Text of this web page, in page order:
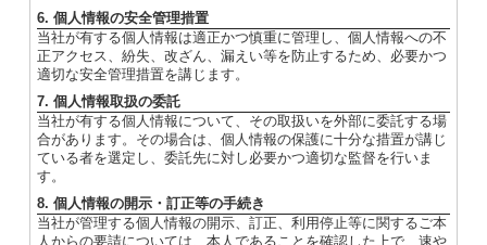
6. 個人情報の安全管理措置
当社が有する個人情報は適正かつ慎重に管理し、個人情報への不
正アクセス、紛失、改ざん、漏えい等を防止するため、必要かつ
適切な安全管理措置を講じます。
7. 個人情報取扱の委託
当社が有する個人情報について、その取扱いを外部に委託する場
合があります。その場合は、個人情報の保護に十分な措置が講じ
ている者を選定し、委託先に対し必要かつ適切な監督を行いま
す。
8. 個人情報の開示・訂正等の手続き
当社が管理する個人情報の開示、訂正、利用停止等に関するご本
人からの要請については、本人であることを確認した上で、速や